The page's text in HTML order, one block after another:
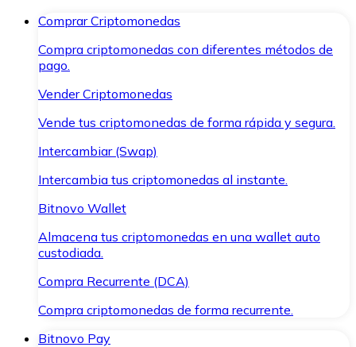
Comprar Criptomonedas
Compra criptomonedas con diferentes métodos de
pago.
Vender Criptomonedas
Vende tus criptomonedas de forma rápida y segura.
Intercambiar (Swap)
Intercambia tus criptomonedas al instante.
Bitnovo Wallet
Almacena tus criptomonedas en una wallet auto
custodiada.
Compra Recurrente (DCA)
Compra criptomonedas de forma recurrente.
Bitnovo Pay